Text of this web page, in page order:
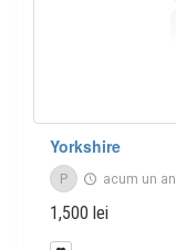
Yorkshire
P acum un an
1,500 lei